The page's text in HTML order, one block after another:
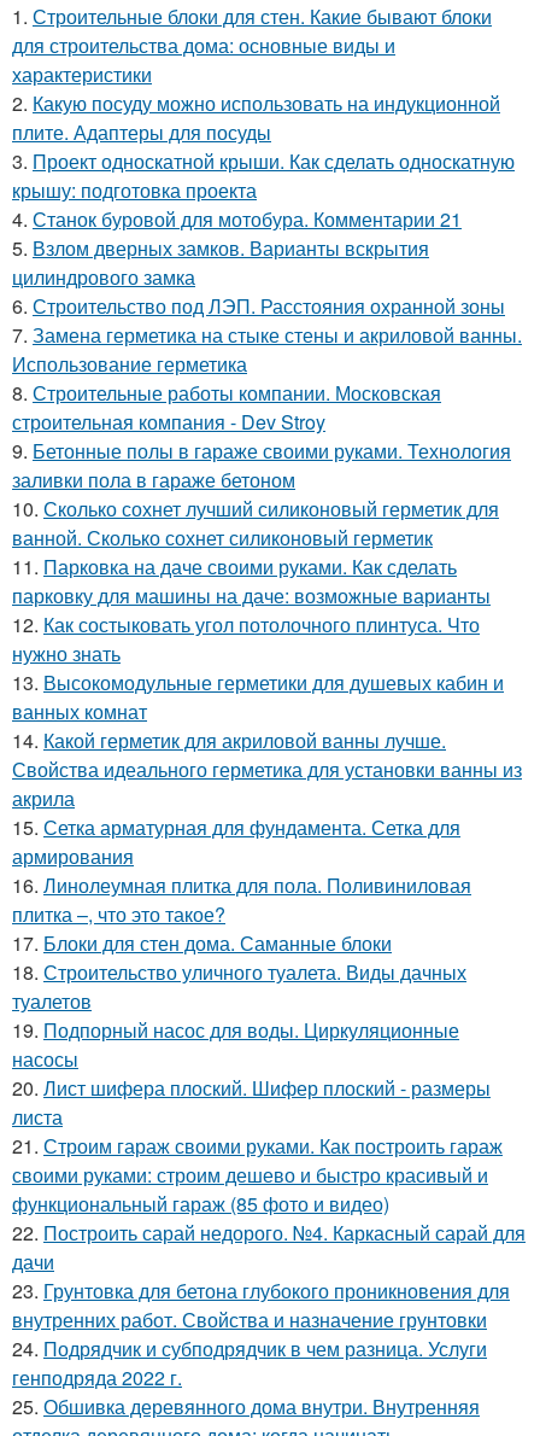
1. Строительные блоки для стен. Какие бывают блоки
для строительства дома: основные виды и
характеристики
2. Какую посуду можно использовать на индукционной
плите. Адаптеры для посуды
3. Проект односкатной крыши. Как сделать односкатную
крышу: подготовка проекта
4. Станок буровой для мотобура. Комментарии 21
5. Взлом дверных замков. Варианты вскрытия
цилиндрового замка
6. Строительство под ЛЭП. Расстояния охранной зоны
7. Замена герметика на стыке стены и акриловой ванны.
Использование герметика
8. Строительные работы компании. Московская
строительная компания - Dev Stroy
9. Бетонные полы в гараже своими руками. Технология
заливки пола в гараже бетоном
10. Сколько сохнет лучший силиконовый герметик для
ванной. Сколько сохнет силиконовый герметик
11. Парковка на даче своими руками. Как сделать
парковку для машины на даче: возможные варианты
12. Как состыковать угол потолочного плинтуса. Что
нужно знать
13. Высокомодульные герметики для душевых кабин и
ванных комнат
14. Какой герметик для акриловой ванны лучше.
Свойства идеального герметика для установки ванны из
акрила
15. Сетка арматурная для фундамента. Сетка для
армирования
16. Линолеумная плитка для пола. Поливиниловая
плитка –, что это такое?
17. Блоки для стен дома. Саманные блоки
18. Строительство уличного туалета. Виды дачных
туалетов
19. Подпорный насос для воды. Циркуляционные
насосы
20. Лист шифера плоский. Шифер плоский - размеры
листа
21. Строим гараж своими руками. Как построить гараж
своими руками: строим дешево и быстро красивый и
функциональный гараж (85 фото и видео)
22. Построить сарай недорого. №4. Каркасный сарай для
дачи
23. Грунтовка для бетона глубокого проникновения для
внутренних работ. Свойства и назначение грунтовки
24. Подрядчик и субподрядчик в чем разница. Услуги
генподряда 2022 г.
25. Обшивка деревянного дома внутри. Внутренняя